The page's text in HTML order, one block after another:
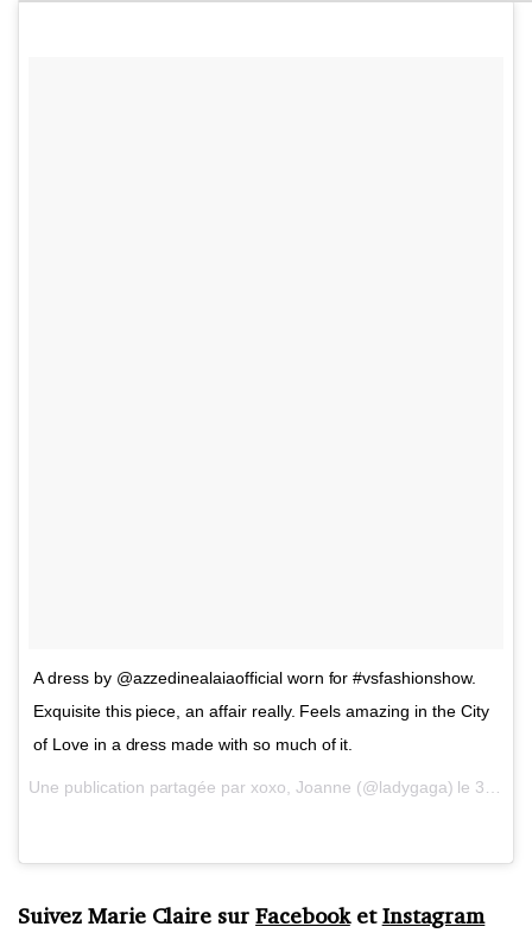
A dress by @azzedinealaiaofficial worn for #vsfashionshow.
Exquisite this piece, an affair really. Feels amazing in the City
of Love in a dress made with so much of it.
Une publication partagée par xoxo, Joanne (@ladygaga) le 30 Nov. 2016 à 14h45 PST
Suivez Marie Claire surFacebooketInstagram